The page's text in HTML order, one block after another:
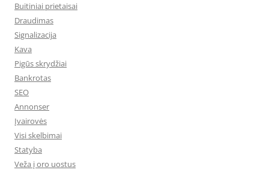
Buitiniai prietaisai
Draudimas
Signalizacija
Kava
Pigūs skrydžiai
Bankrotas
SEO
Annonser
Įvairovės
Visi skelbimai
Statyba
Veža į oro uostus